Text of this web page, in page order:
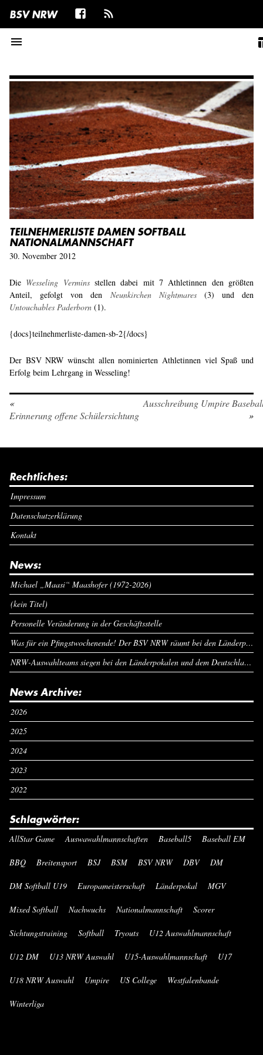
BSV NRW
menu
TEILNEHMERLISTE DAMEN SOFTBALL
NATIONALMANNSCHAFT
30. November 2012
Die Wesseling Verminsstellen dabei mit 7 Athletinnen den größten
Anteil, gefolgt von den Neunkirchen Nightmares(3) und den
Untouchables Paderborn (1).
{docs}teilnehmerliste-damen-sb-2{/docs}
Der BSV NRW wünscht allen nominierten Athletinnen viel Spaß und
Erfolg beim Lehrgang in Wesseling!
«
Erinnerung offene Schülersichtung
Ausschreibung Umpire
»
Rechtliches:
Impressum
Datenschutzerklärung
Kontakt
News:
Michael „Maasi“ Maashofer (1972-2026)
(kein Titel)
Personelle Veränderung in der Geschäftsstelle
Was für ein Pfingstwochenende! Der BSV NRW räumt bei den Länderpokalen ab
NRW-Auswahlteams siegen bei den Länderpokalen und dem Deutschlandcup an Pfingsten
News Archive:
2026
2025
2024
2023
2022
Schlagwörter:
AllStar Game Auswawahlmannschaften Baseball5 Baseball EM
BBQ Breitensport BSJ BSM BSV NRW DBV DM
DM Softball U19 Europameisterschaft Länderpokal MGV
Mixed Softball Nachwuchs Nationalmannschaft Scorer
Sichtungstraining Softball Tryouts U12 Auswahlmannschaft
U12 DM U13 NRW Auswahl U15-Auswahlmannschaft U17
U18 NRW Auswahl Umpire US College Westfalenbande
Winterliga